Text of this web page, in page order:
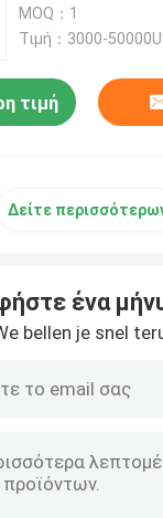
Καπνίστρα
MOQ：1
Τιμή：3000-
τιμή
Δείτε
ένα
bellen je snel